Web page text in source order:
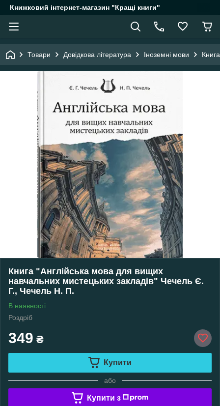
Книжковий інтернет-магазин "Кращі книги"
Товари Довідкова література Іноземні мови
Книга "Англійська мова для вищих
навчальних мистецьких закладів" Чечель Є.
Г., Чечель Н. П.
В наявності
Роздріб
349 ₴
Купити
або
Купити з